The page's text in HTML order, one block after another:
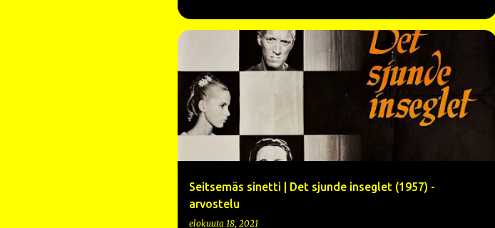
Seitsemäs sinetti | Det sjunde inseglet (1957) -
arvostelu
elokuuta 18, 2021
ARVOSTELU BIBI ANDERSSON